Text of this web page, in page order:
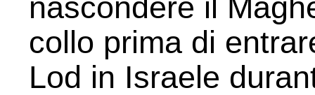
nascondere il
collo prima di
Lod in Israele